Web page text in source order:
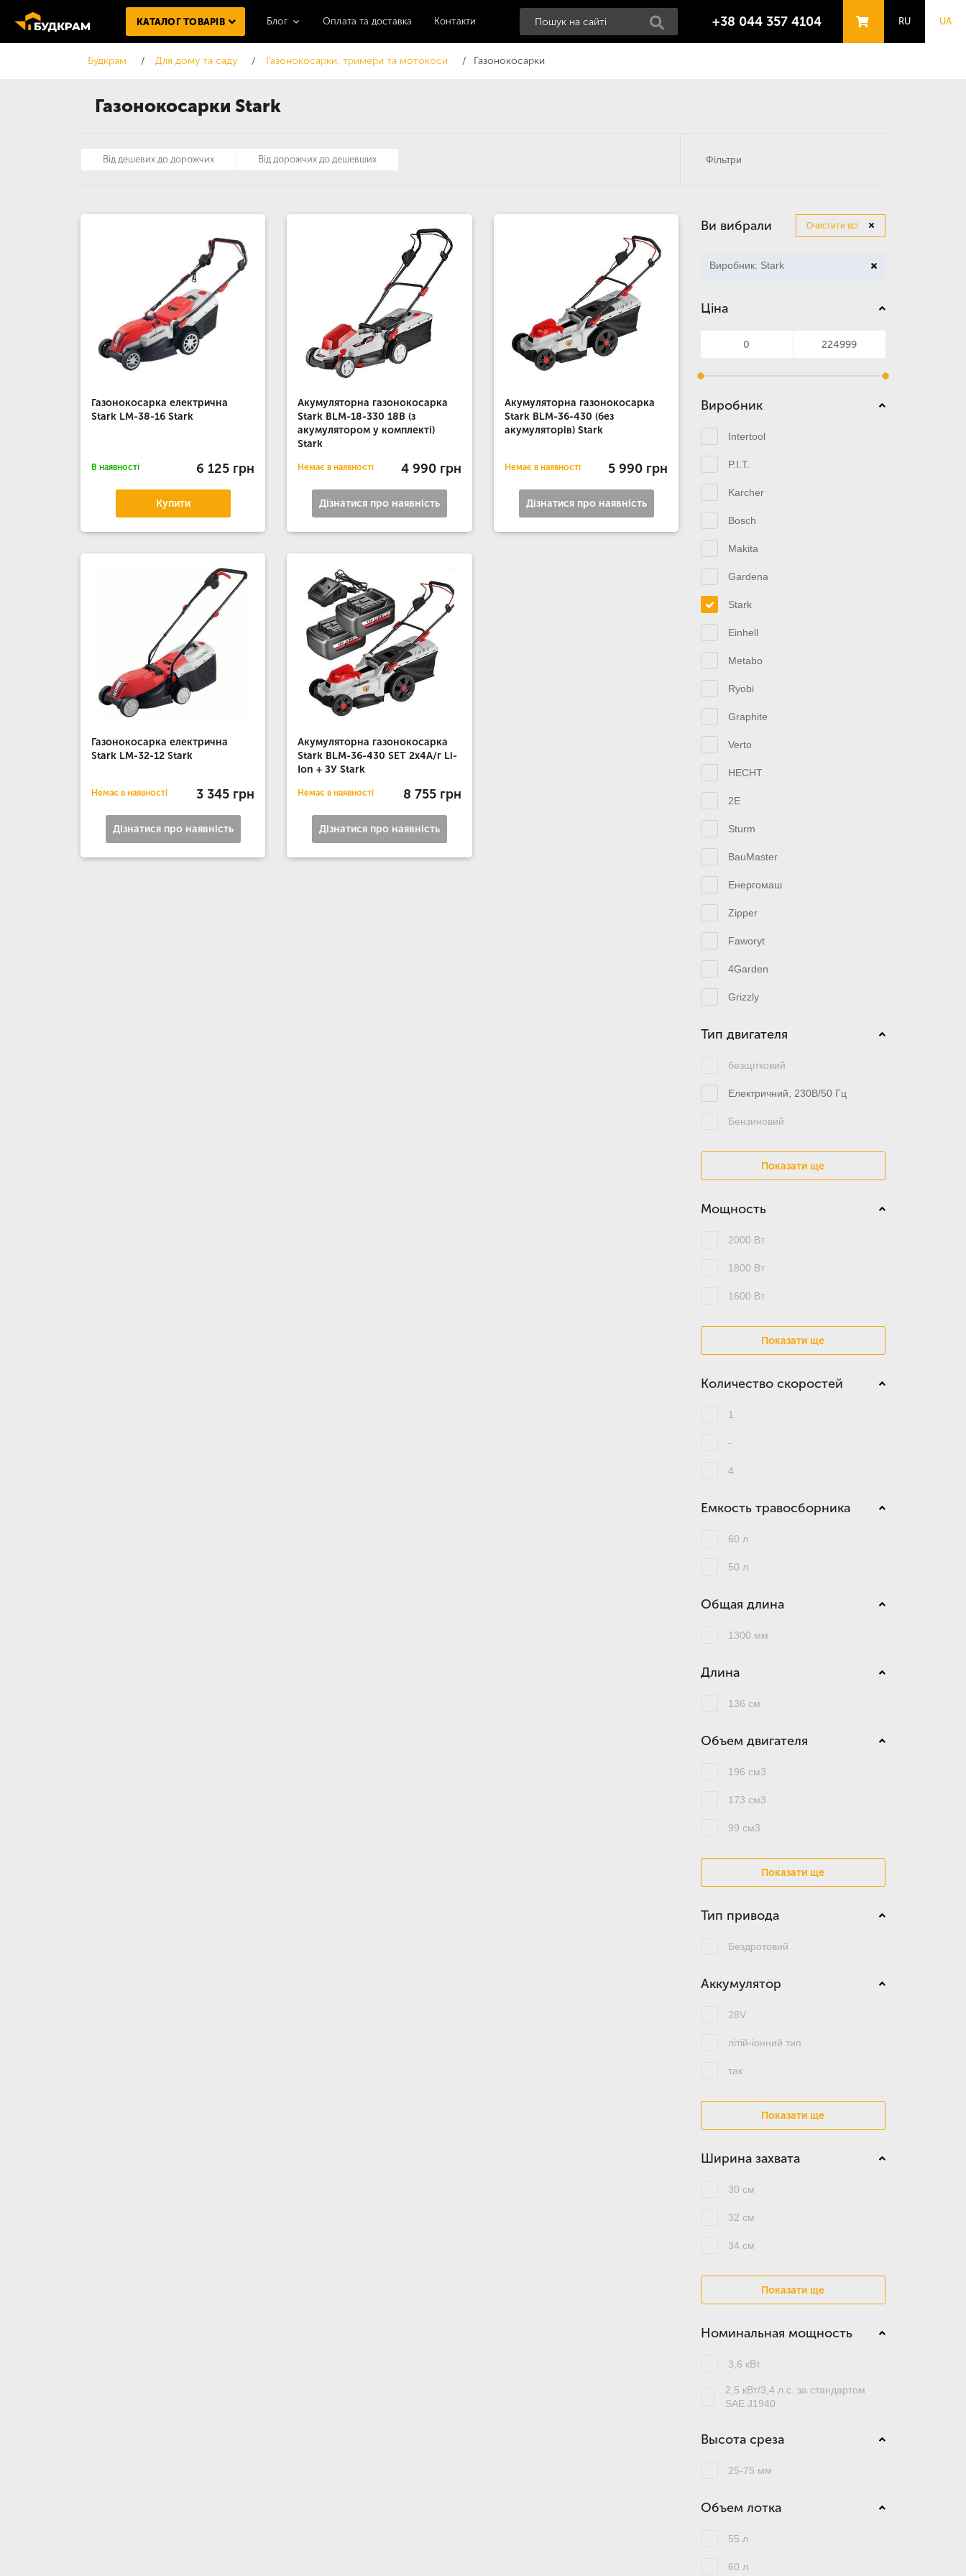
Газонокосарки Stark
КАТАЛОГ ТОВАРІВ Блог Оплата та доставка Контакти +38 044 357 4104 RU UA
Будкрам Для дому та саду Газонокосарки, тримери та мотокоси Газонокосарки
Газонокосарка електрична
Stark LM-38-16 Stark
В наявності 6 125 грн
Купити
Акумуляторна газонокосарка
Stark BLM-18-330 18В (з
акумулятором у комплекті)
Stark
Немає в наявності 4 990 грн
Дізнатися про наявність
Акумуляторна газонокосарка
Stark BLM-36-430 (без
акумуляторів) Stark
Немає в наявності 5 990 грн
Дізнатися про наявність
Газонокосарка електрична
Stark LM-32-12 Stark
Немає в наявності 3 345 грн
Дізнатися про наявність
Акумуляторна газонокосарка
Stark BLM-36-430 SET 2х4А/г Li-
Ion + ЗУ Stark
Немає в наявності 8 755 грн
Дізнатися про наявність
Ви вибрали Очистити всі
Виробник: Stark
Ціна
Виробник
Intertool
P.I.T.
Karcher
Bosch
Makita
Gardena
Stark
Einhell
Metabo
Ryobi
Graphite
Verto
HECHT
2E
Sturm
BauMaster
Енергомаш
Zipper
Faworyt
4Garden
Grizzly
Тип двигателя
безщітковий
Електричний, 230В/50 Гц
Бензиновий
Показати ще
Мощность
2000 Вт
1800 Вт
1600 Вт
Показати ще
Количество скоростей
1
-
4
Емкость травосборника
60 л
50 л
Общая длина
1300 мм
Длина
136 см
Объем двигателя
196 см3
173 см3
99 см3
Показати ще
Тип привода
Бездротовий
Аккумулятор
28V
літій-іонний тип
так
Показати ще
Ширина захвата
30 см
32 см
34 см
Показати ще
Номинальная мощность
3,6 кВт
2,5 кВт/3,4 л.с. за стандартом
SAE J1940
Высота среза
25-75 мм
Объем лотка
55 л
60 л
Від дешевих до дорожчих Від дорожчих до дешевших Фільтри